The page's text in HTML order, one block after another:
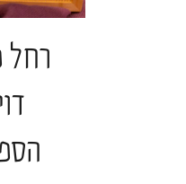
ד"ר נעמה אושרי
רחל